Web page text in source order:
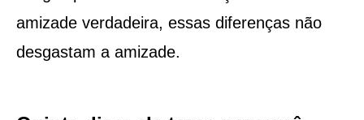
amizade verdadeira, essas diferenças não
desgastam a amizade.